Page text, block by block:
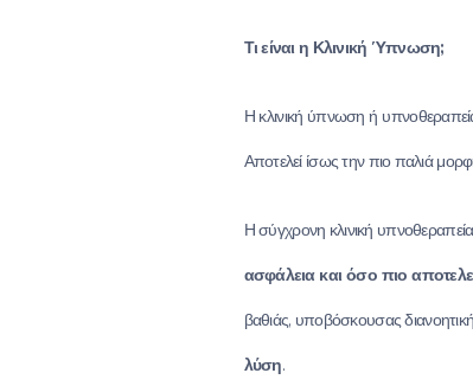
Τι είναι η Κλινική Ύπνωση;
Η κλινική ύπνωση ή
Αποτελεί ίσως την πιο παλιά
Η σύγχρονη κλινική
ασφάλεια και όσο πιο
βαθιάς, υποβόσκουσας
λύση.